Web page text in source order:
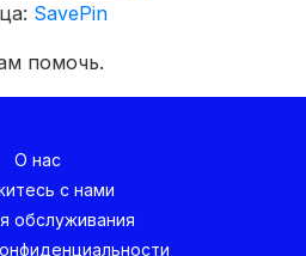
SavePin
помочь.
О нас
с нами
обслуживания